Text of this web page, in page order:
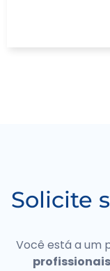
Solicite
Você está a um